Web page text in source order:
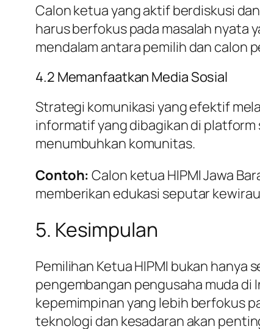
Calon ketua yang aktif berdiskusi
harus berfokus pada masalah nyata
mendalam antara pemilih dan calon
4.2 Memanfaatkan Media Sosial
Strategi komunikasi yang efektif
informatif yang dibagikan di
menumbuhkan komunitas.
Contoh: Calon ketua HIPMI Jawa
memberikan edukasi seputar
5. Kesimpulan
Pemilihan Ketua HIPMI bukan
pengembangan pengusaha muda di
kepemimpinan yang lebih berfokus
teknologi dan kesadaran akan